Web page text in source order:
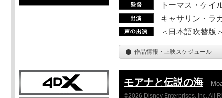
トーマス・ケイ
キャサリン・ラ
＜日本語吹替版
作品情報・上映スケジュール
モアナと伝説の海
©2026 Disney Enterprises, Inc. All